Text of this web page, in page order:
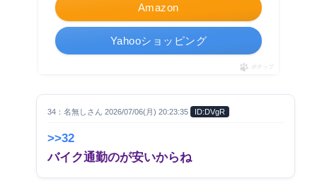
Amazon
Yahooショッピング
ポチップ
34：名無しさん 2026/07/06(月) 20:23:35 ID:DVgR
>>32
バイク通勤のが安いからね